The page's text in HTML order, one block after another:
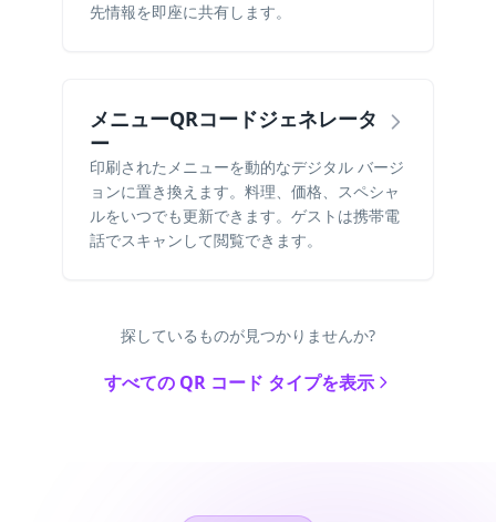
先情報を即座に共有します。
メニューQRコードジェネレータ
ー
印刷されたメニューを動的なデジタル バージ
ョンに置き換えます。料理、価格、スペシャ
ルをいつでも更新できます。ゲストは携帯電
話でスキャンして閲覧できます。
探しているものが見つかりませんか?
すべての QR コード タイプを表示